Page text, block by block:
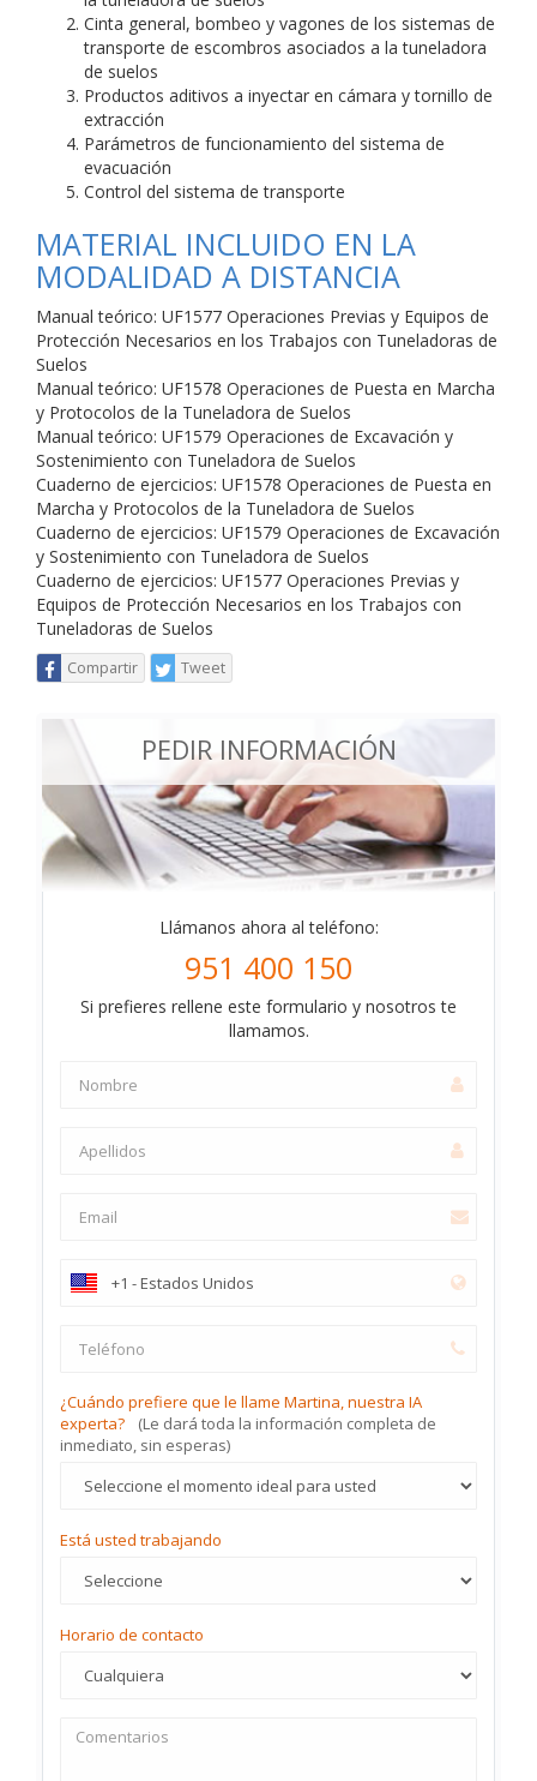
Cinta general, bombeo y vagones de los sistemas de
transporte de escombros asociados a la tuneladora
de suelos
Productos aditivos a inyectar en cámara y tornillo de
extracción
Parámetros de funcionamiento del sistema de
evacuación
Control del sistema de transporte
MATERIAL INCLUIDO EN LA
MODALIDAD A DISTANCIA
Manual teórico: UF1577 Operaciones Previas y Equipos de
Protección Necesarios en los Trabajos con Tuneladoras de
Suelos
Manual teórico: UF1578 Operaciones de Puesta en Marcha
y Protocolos de la Tuneladora de Suelos
Manual teórico: UF1579 Operaciones de Excavación y
Sostenimiento con Tuneladora de Suelos
Cuaderno de ejercicios: UF1578 Operaciones de Puesta en
Marcha y Protocolos de la Tuneladora de Suelos
Cuaderno de ejercicios: UF1579 Operaciones de Excavación
y Sostenimiento con Tuneladora de Suelos
Cuaderno de ejercicios: UF1577 Operaciones Previas y
Equipos de Protección Necesarios en los Trabajos con
Tuneladoras de Suelos
Compartir Tweet
PEDIR INFORMACIÓN
Llámanos ahora al teléfono:
951 400 150
Si prefieres rellene este formulario y nosotros te
llamamos.
¿Cuándo prefiere que le llame Martina, nuestra IA
experta?
(Le dará toda la información completa de
inmediato, sin esperas)
Está usted trabajando
Horario de contacto